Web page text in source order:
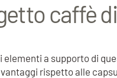
caffè
elementi a supporto di
rispetto alle